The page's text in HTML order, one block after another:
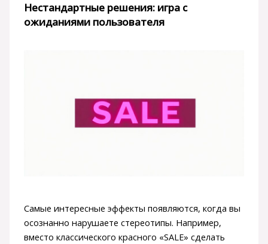
Нестандартные решения: игра с
ожиданиями пользователя
Самые интересные эффекты появляются, когда вы
осознанно нарушаете стереотипы. Например,
вместо классического красного «SALE» сделать